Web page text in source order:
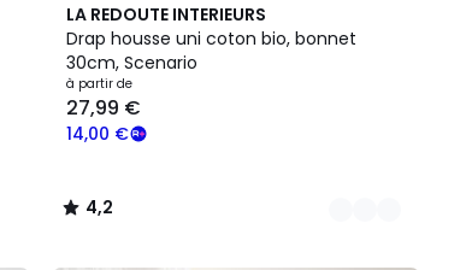
LA REDOUTE INTERIEURS
Drap housse uni coton bio, bonnet
30cm, Scenario
à partir de
14,00 €
27,99 €
4,2
/ 5
9
Couleurs
4,2
/